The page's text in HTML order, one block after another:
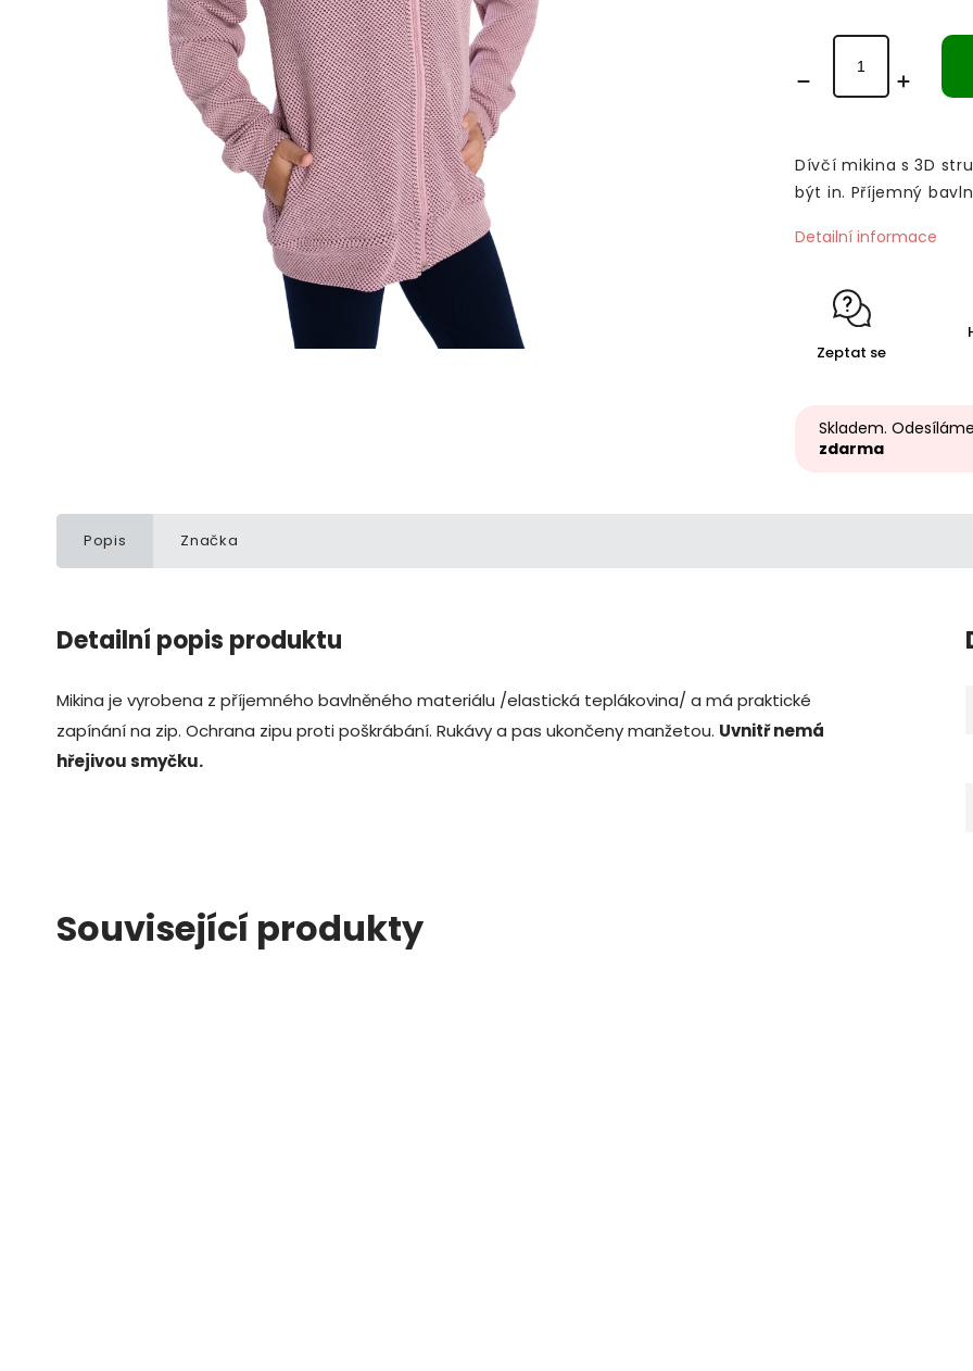
Dívčí mikina s 3D
být in. Příjemný
Detailní informace
Zeptat se
Skladem.
zdarma
Popis Značka
Detailní popis produktu
Mikina je vyrobena z příjemného bavlněného materiálu /elastická teplákovina/ a má praktické
zapínání na zip. Ochrana zipu proti poškrábání. Rukávy a pas ukončeny manžetou. Uvnitř nemá
hřejivou smyčku.
Související produkty